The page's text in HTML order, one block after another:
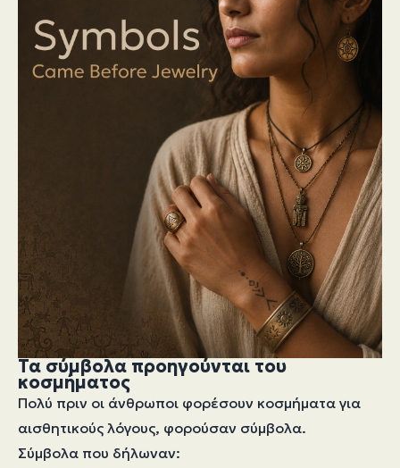
Τα σύμβολα προηγούνται του
κοσμήματος
Πολύ πριν οι άνθρωποι φορέσουν κοσμήματα για
αισθητικούς λόγους, φορούσαν σύμβολα.
Σύμβολα που δήλωναν: